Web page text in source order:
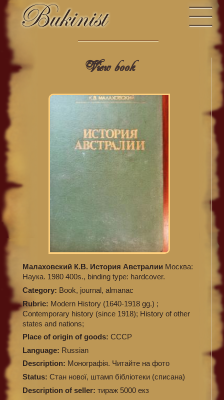
View book
Малаховский К.В. История Австралии Москва:
Наука. 1980 400s., binding type: hardcover.
Category: Book, journal, almanac
Rubric: Modern History (1640-1918 gg.) ;
Contemporary history (since 1918); History of other
states and nations;
Place of origin of goods: СССР
Language: Russian
Description: Монографія. Читайте на фото
Status: Стан нової, штамп бібліотеки (списана)
Description of seller: тираж 5000 екз